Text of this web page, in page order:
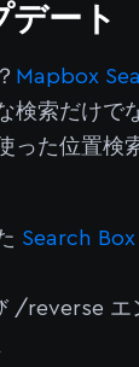
デート
Mapbox
検索だけで
った位置検
Search
/reverse エ